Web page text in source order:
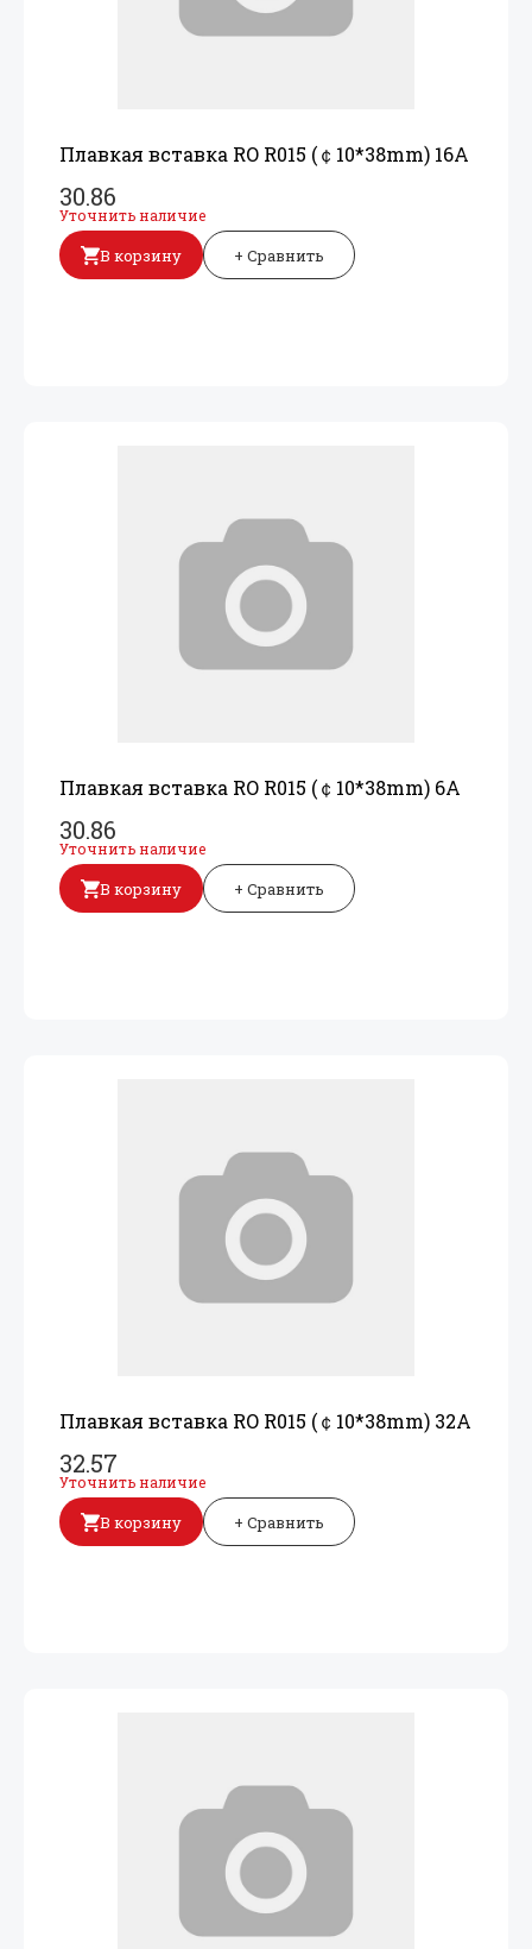
Плавкая вставка RO R015 (￠10*38mm) 16A
30.86
Уточнить наличие
В корзину + Сравнить
Плавкая вставка RO R015 (￠10*38mm) 6A
30.86
Уточнить наличие
В корзину + Сравнить
Плавкая вставка RO R015 (￠10*38mm) 32A
32.57
Уточнить наличие
В корзину + Сравнить